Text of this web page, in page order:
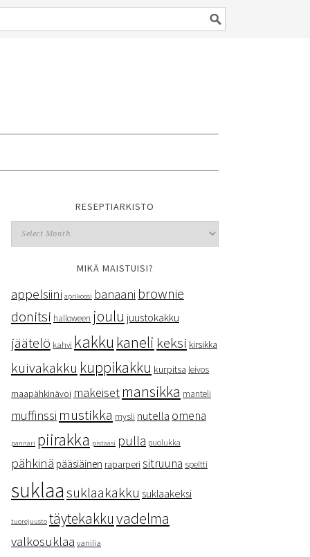
RESEPTIARKISTO
MIKÄ MAISTUISI?
appelsiini aprikoosi banaani brownie
donitsi halloween joulu juustokakku
jäätelö kahvi kakku kaneli keksi kirsikka
kuivakakku kuppikakku kurpitsa leivos
maapähkinävoi makeiset mansikka manteli
muffinssi mustikka mysli nutella omena
pannari piirakka pistaasi pulla puolukka
pähkinä pääsiäinen raparperi sitruuna speltti
suklaasuklaakakku suklaakeksi
tuorejuusto täytekakkuvadelma
valkosuklaa vanilja